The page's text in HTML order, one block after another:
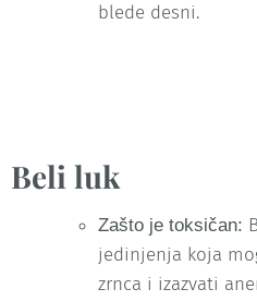
blede desni.
Beli luk
Zašto je toksičan:
jedinjenja koja
zrnca i izazvati